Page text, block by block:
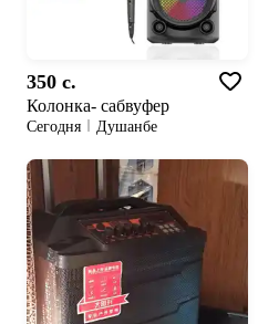
350 c.
Колонка- сабвуфер
Сегодня Душанбе